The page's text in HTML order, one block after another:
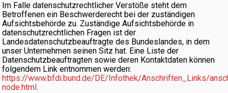
Im Falle datenschutzrechtlicher Verstöße steht dem
Betroffenen ein Beschwerderecht bei der zuständigen
Aufsichtsbehörde zu. Zuständige Aufsichtsbehörde in
datenschutzrechtlichen Fragen ist der
Landesdatenschutzbeauftragte des Bundeslandes, in dem
unser Unternehmen seinen Sitz hat. Eine Liste der
Datenschutzbeauftragten sowie deren Kontaktdaten können
folgendem Link entnommen werden:
https://www.bfdi.bund.de/DE/Infothek/Anschriften_Links/
node.html.